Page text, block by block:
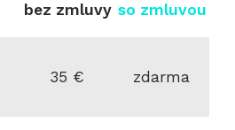
bez zmluvy so zmluvou
35 € zdarma